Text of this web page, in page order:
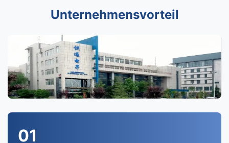
Unternehmensvorteil
01